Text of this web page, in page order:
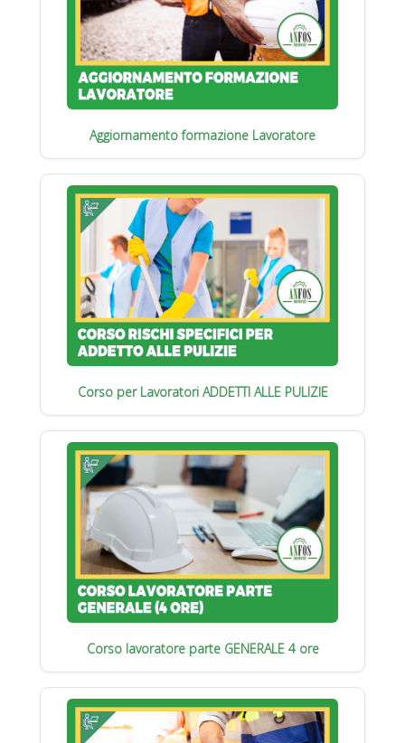
Aggiornamento formazione Lavoratore
Corso per Lavoratori ADDETTI ALLE PULIZIE
Corso lavoratore parte GENERALE 4 ore